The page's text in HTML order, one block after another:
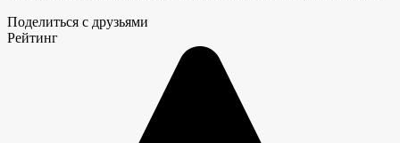
Поделиться с друзьями
Рейтинг